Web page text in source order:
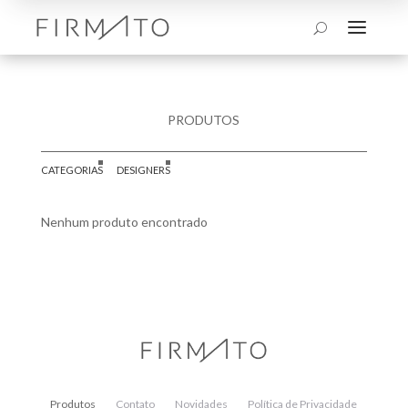
U a
PRODUTOS
CATEGORIAS DESIGNERS
Nenhum produto encontrado
Produtos Contato Novidades
Política de Privacidade